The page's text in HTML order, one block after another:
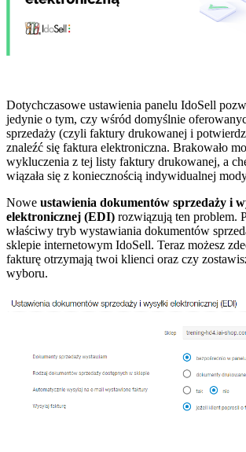
Dotychczasowe ustawienia panelu IdoSell
jedynie o tym, czy wśród domyślnie
sprzedaży (czyli faktury drukowanej i
znaleźć się faktura elektroniczna. Brakowało
wykluczenia z tej listy faktury drukowanej, a
wiązała się z koniecznością indywidualnej
Nowe ustawienia dokumentów sprzedaży i
elektronicznej (EDI) rozwiązują ten problem.
właściwy tryb wystawiania dokumentów
sklepie internetowym IdoSell. Teraz możesz
fakturę otrzymają twoi klienci oraz czy
wyboru.